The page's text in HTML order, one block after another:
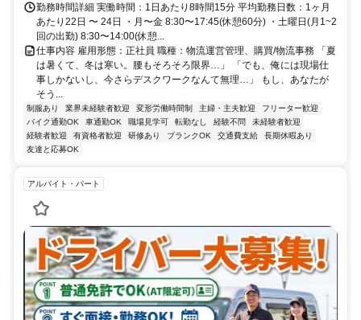
勤務時間詳細 実働時間：1日あたり8時間15分 平均勤務日数：1ヶ月
あたり22日 〜 24日 ・月〜金 8:30〜17:45(休憩60分) ・土曜日(月1~2
回の出勤) 8:30〜14:00(休憩...
仕事内容 雇用形態：正社員 職種：物流運営管理、購買/物流事務 「夏
は暑くて、冬は寒い。腰もそろそろ限界…」 「でも、俺には現場仕
事しかないし、今さらデスクワークなんて無理…」 もし、あなたが
そう...
制服あり 業界未経験者歓迎 変形労働時間制 主婦・主夫歓迎
フリーター歓迎
バイク通勤OK
車通勤OK 職場見学可 転勤なし 経験不問
未経験者歓迎
経験者歓迎
有資格者歓迎 研修あり ブランクOK 交通費支給
長期休暇あり
友達と応募OK
アルバイト・パート